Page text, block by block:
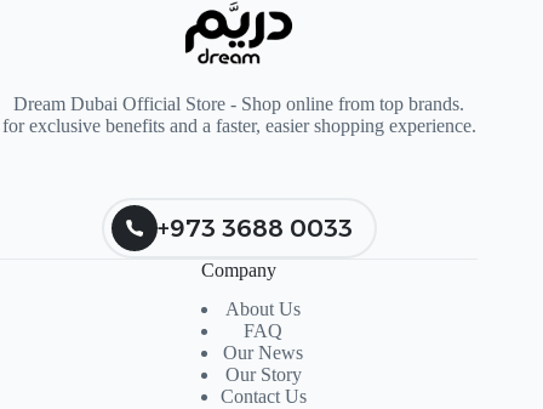
Dream Dubai Official Store - Shop online from top brands.
for exclusive benefits and a faster, easier shopping experience.
+973 3688 0033
Company
About Us
FAQ
Our News
Our Story
Contact Us